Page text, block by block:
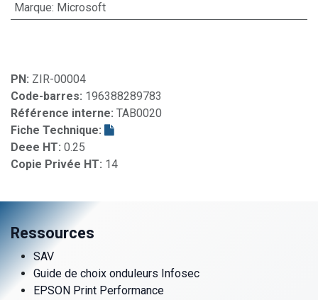
Marque: Microsoft
PN: ZIR-00004
Code-barres: 196388289783
Référence interne: TAB0020
Fiche Technique:
Deee HT: 0.25
Copie Privée HT: 14
Ressources
SAV
Guide de choix onduleurs Infosec
EPSON Print Performance